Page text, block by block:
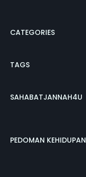
CATEGORIES
TAGS
SAHABATJANNAH4U
PEDOMAN KEHIDUPAN